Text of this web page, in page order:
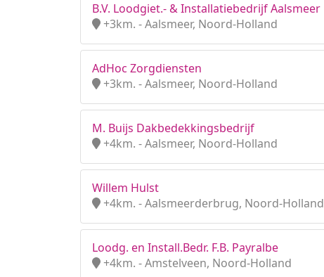
B.V. Loodgiet.- & Installatiebedrijf Aalsmeer
+3km. - Aalsmeer, Noord-Holland
AdHoc Zorgdiensten
+3km. - Aalsmeer, Noord-Holland
M. Buijs Dakbedekkingsbedrijf
+4km. - Aalsmeer, Noord-Holland
Willem Hulst
+4km. - Aalsmeerderbrug, Noord-Holland
Loodg. en Install.Bedr. F.B. Payralbe
+4km. - Amstelveen, Noord-Holland